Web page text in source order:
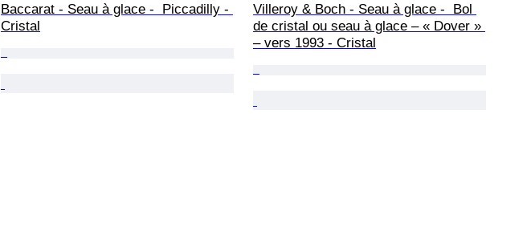
Baccarat - Seau à glace -  Piccadilly -
Cristal
Villeroy & Boch - Seau à glace -  Bol
de cristal ou seau à glace – « Dover »
– vers 1993 - Cristal